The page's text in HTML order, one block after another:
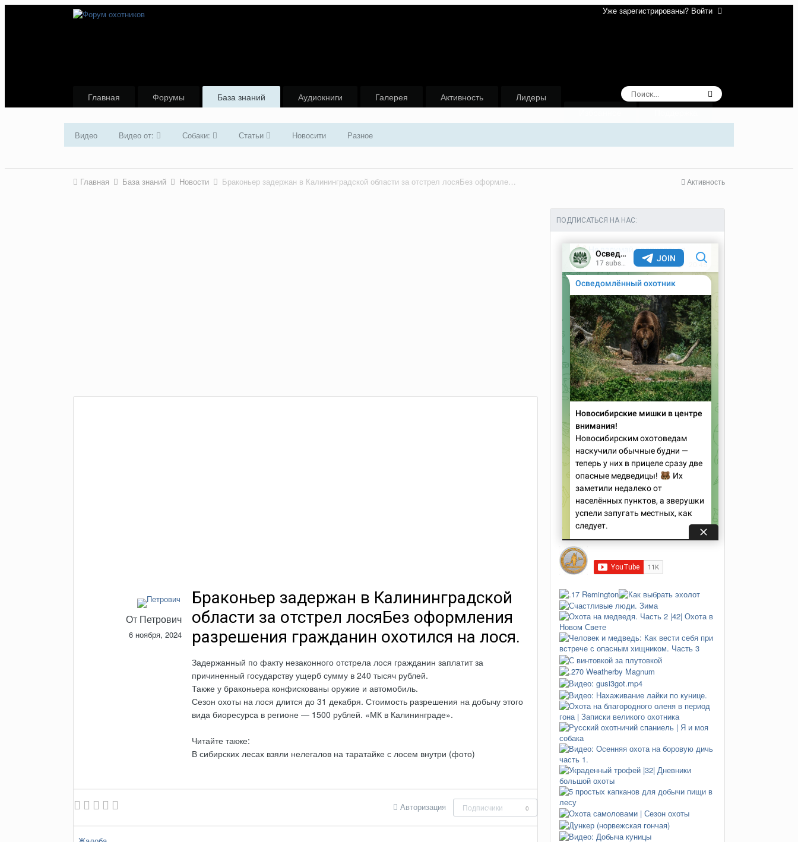
Уже зарегистрированы? Войти
Главная Форумы База знаний
Видео Видео от: Собаки: Статьи Новосити Разное
Аудиокниги Галерея Активность
Лидеры
Активность
Главная База знаний Новости Браконьер задержан в Калининградской области за отстрел лосяБез оформления разрешения гражданин охотился на лося.
От Петрович
6 ноября, 2024
Браконьер задержан в Калининградской
области за отстрел лосяБез оформления
разрешения гражданин охотился на лося.
Задержанный по факту незаконного отстрела лося гражданин заплатит за
причиненный государству ущерб сумму в 240 тысяч рублей.
Также у браконьера конфискованы оружие и автомобиль.
Сезон охоты на лося длится до 31 декабря. Стоимость разрешения на добычу этого
вида биоресурса в регионе — 1500 рублей. «МК в Калининграде».
Читайте также:
В сибирских лесах взяли нелегалов на таратайке с лосем внутри (фото)
Авторизация Подписчики 0
ПОДПИСАТЬСЯ НА НАС: